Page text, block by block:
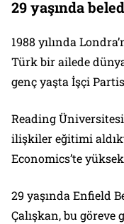
29 yaşında
1988 yılında
Türk bir ailede
genç yaşta İşçi
Reading
ilişkiler eğitimi
Economics’te
29 yaşında Enfield
Çalışkan, bu göreve